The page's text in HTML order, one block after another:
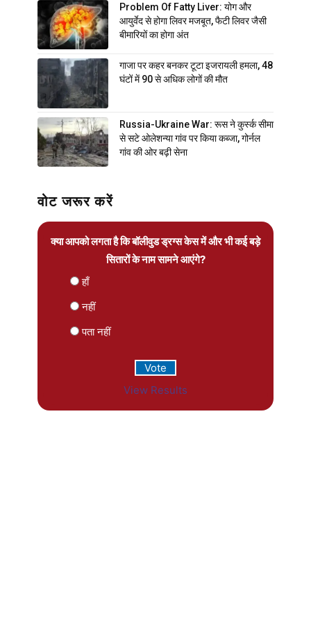
Problem Of Fatty Liver: योग और
आयुर्वेद से होगा लिवर मजबूत, फैटी लिवर जैसी
बीमारियों का होगा अंत
गाजा पर कहर बनकर टूटा इजरायली हमला, 48
घंटों में 90 से अधिक लोगों की मौत
Russia-Ukraine War: रूस ने कुर्स्क सीमा
से सटे ओलेशन्या गांव पर किया कब्जा, गोर्नल
गांव की ओर बढ़ी सेना
वोट जरूर करें
क्या आपको लगता है कि बॉलीवुड ड्रग्स केस में और भी कई बड़े
सितारों के नाम सामने आएंगे?
हाँ
नहीं
पता नहीं
View Results